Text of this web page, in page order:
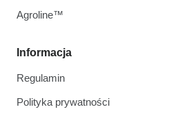
Informacja
Regulamin
Polityka prywatności
Agroline™